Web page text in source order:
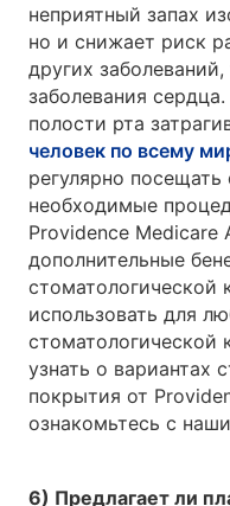
неприятный запах
но и снижает риск
других
заболевания
полости рта
человек по всему
регулярно
необходимые
Providence Medicare
дополнительные
использовать для
стоматологической
узнать о вариантах
покрытия от
ознакомьтесь с
6) Предлагает ли